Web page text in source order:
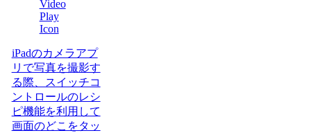
iPadのカメラアプ
リで写真を撮影す
る際、スイッチコ
ントロールのレシ
ピ機能を利用して
画面のどこをタッ